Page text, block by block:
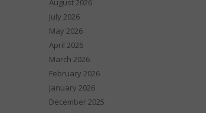
August 2026
July 2026
May 2026
April 2026
March 2026
February 2026
January 2026
December 2025